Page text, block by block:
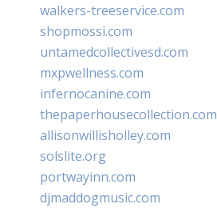
walkers-treeservice.com
shopmossi.com
untamedcollectivesd.com
mxpwellness.com
infernocanine.com
thepaperhousecollection.com
allisonwillisholley.com
solslite.org
portwayinn.com
djmaddogmusic.com